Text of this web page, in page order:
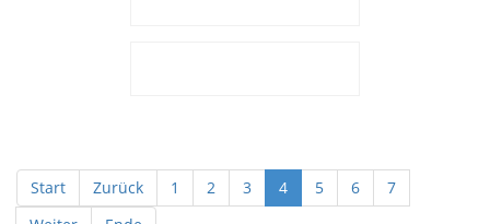
Start Zurück 1 2 3 4 5 6
7